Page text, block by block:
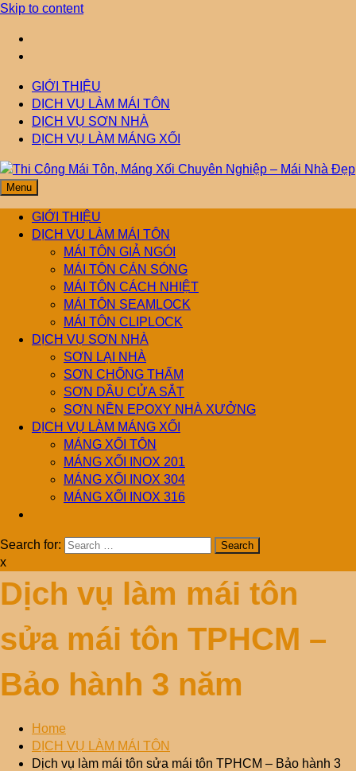
Skip to content
GIỚI THIỆU
DỊCH VỤ LÀM MÁI TÔN
DỊCH VỤ SƠN NHÀ
DỊCH VỤ LÀM MÁNG XỐI
Thi Công Mái Tôn,
Máng Xối Chuyên
Nghiệp – Mái Nhà
Đẹp
Mái Nhà Đẹp chuyên làm mái tôn, máng xối chống thấm, thoát
nước hiệu quả. Đội ngũ lành nghề – bảo hành dài hạn – tư vấn
miễn phí.
Menu
GIỚI THIỆU
DỊCH VỤ LÀM MÁI TÔN
MÁI TÔN GIẢ NGÓI
MÁI TÔN CÁN SÓNG
MÁI TÔN CÁCH NHIỆT
MÁI TÔN SEAMLOCK
MÁI TÔN CLIPLOCK
DỊCH VỤ SƠN NHÀ
SƠN LẠI NHÀ
SƠN CHỐNG THẤM
SƠN DẦU CỬA SẮT
SƠN NỀN EPOXY NHÀ XƯỞNG
DỊCH VỤ LÀM MÁNG XỐI
MÁNG XỐI TÔN
MÁNG XỐI INOX 201
MÁNG XỐI INOX 304
MÁNG XỐI INOX 316
Search for:
x
Dịch vụ làm mái tôn
sửa mái tôn TPHCM –
Bảo hành 3 năm
Home
DỊCH VỤ LÀM MÁI TÔN
Dịch vụ làm mái tôn sửa mái tôn TPHCM – Bảo hành 3